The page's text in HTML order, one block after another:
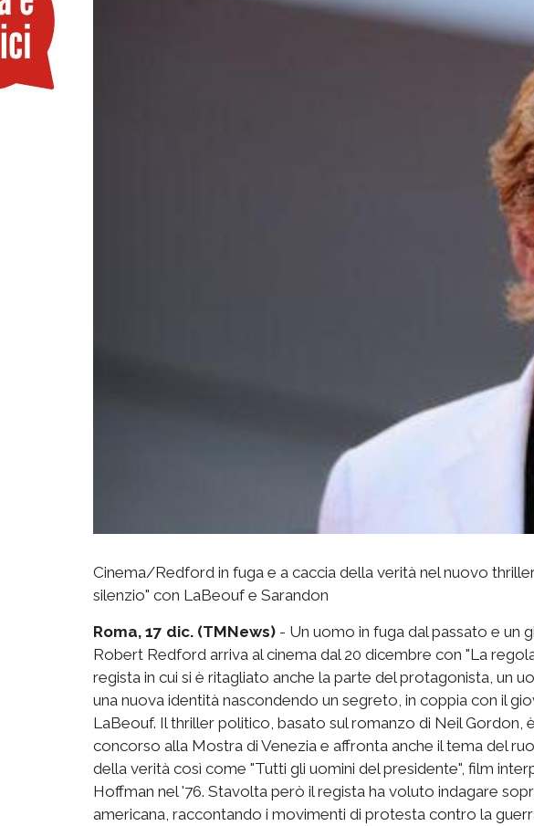
Cinema/Redford in fuga e a caccia della verità nel nuovo
silenzio" con LaBeouf e Sarandon
Roma, 17 dic. (TMNews) - Un uomo in fuga dal passato e un
Robert Redford arriva al cinema dal 20 dicembre con "La
regista in cui si è ritagliato anche la parte del protagonista, un
una nuova identità nascondendo un segreto, in coppia con il
LaBeouf. Il thriller politico, basato sul romanzo di Neil Gordon,
concorso alla Mostra di Venezia e affronta anche il tema del
della verità così come "Tutti gli uomini del presidente", film
Hoffman nel '76. Stavolta però il regista ha voluto indagare
americana, raccontando i movimenti di protesta contro la